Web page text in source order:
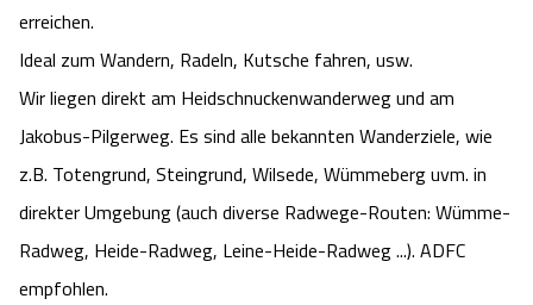
erreichen.
Ideal zum Wandern, Radeln, Kutsche fahren, usw.
Wir liegen direkt am Heidschnuckenwanderweg und am
Jakobus-Pilgerweg. Es sind alle bekannten Wanderziele, wie
z.B. Totengrund, Steingrund, Wilsede, Wümmeberg uvm. in
direkter Umgebung (auch diverse Radwege-Routen: Wümme-
Radweg, Heide-Radweg, Leine-Heide-Radweg ...). ADFC
empfohlen.